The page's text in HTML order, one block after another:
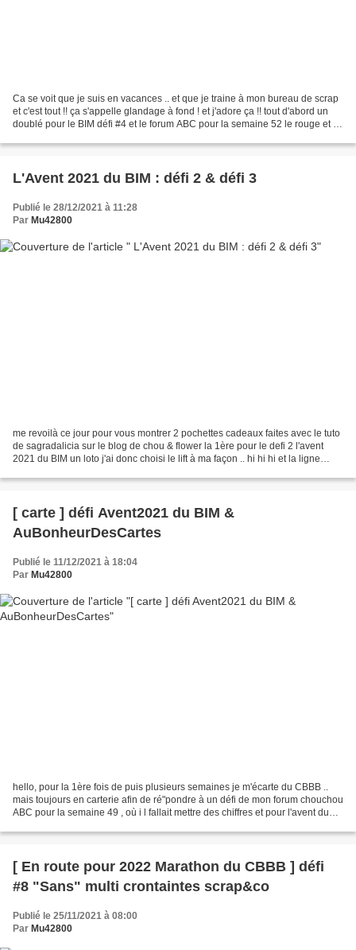
Ca se voit que je suis en vacances .. et que je traine à mon bureau de scrap
et c'est tout !! ça s'appelle glandage à fond ! et j'adore ça !! tout d'abord un
doublé pour le BIM défi #4 et le forum ABC pour la semaine 52 le rouge et le
L'Avent 2021 du BIM : défi 2 & défi 3
Publié le 28/12/2021 à 11:28
Par Mu42800
me revoilà ce jour pour vous montrer 2 pochettes cadeaux faites avec le tuto
de sagradalicia sur le blog de chou & flower la 1ère pour le defi 2 l'avent
2021 du BIM un loto j'ai donc choisi le lift à ma façon .. hi hi hi et la ligne
[ carte ] défi Avent2021 du BIM &
AuBonheurDesCartes
Publié le 11/12/2021 à 18:04
Par Mu42800
hello, pour la 1ère fois de puis plusieurs semaines je m'écarte du CBBB ..
mais toujours en carterie afin de ré"pondre à un défi de mon forum chouchou
ABC pour la semaine 49 , où i l fallait mettre des chiffres et pour l'avent du
[ En route pour 2022 Marathon du CBBB ] défi
#8 "Sans" multi crontaintes scrap&co
Publié le 25/11/2021 à 08:00
Par Mu42800